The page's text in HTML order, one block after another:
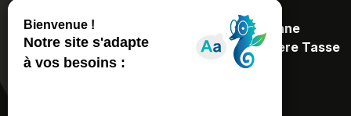
•Recoin - 1650 : 42 place de Belledonne
Roche Béranger - 1750 : 478 avenue du Père Tasse
38410 Chamrousse